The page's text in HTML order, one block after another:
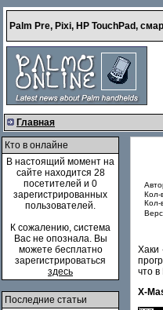
Palm Pre, Pixi, HP TouchPad,
Главная
Кто в онлайне
В настоящий момент на
сайте находится 28
посетителей и 0
зарегистрированных
пользователей.
К сожалению, система
Вас не опознала. Вы
можете бесплатно
зарегистрироваться
здесь
Последние статьи
Кол-
Кол-
Хаки
что в
X-